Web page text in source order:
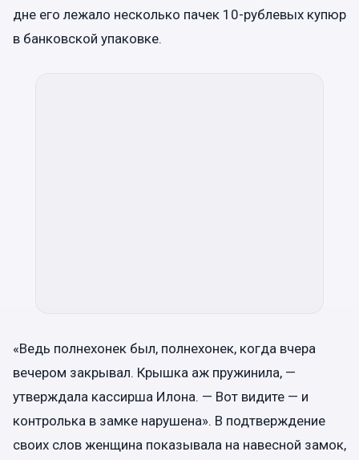
дне его лежало несколько пачек 10-рублевых купюр
в банковской упаковке.
«Ведь полнехонек был, полнехонек, когда вчера
вечером закрывал. Крышка аж пружинила, —
утверждала кассирша Илона. — Вот видите — и
контролька в замке нарушена». В подтверждение
своих слов женщина показывала на навесной замок,